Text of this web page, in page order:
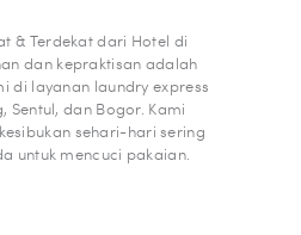
& Terdekat dari Hotel di
dan kepraktisan adalah
di layanan laundry express
Sentul, dan Bogor. Kami
sehari-hari sering
untuk mencuci pakaian.